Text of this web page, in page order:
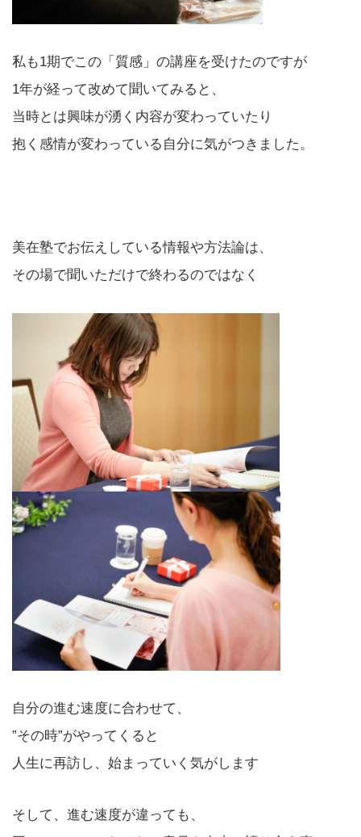
私も1期でこの「質感」の講座を受けたのですが
1年が経って改めて聞いてみると、
当時とは興味が湧く内容が変わっていたり
抱く感情が変わっている自分に気がつきました。
美在塾でお伝えしている情報や方法論は、
その場で聞いただけで終わるのではなく
自分の進む速度に合わせて、
”その時”がやってくると
人生に再訪し、始まっていく気がします
そして、進む速度が違っても、